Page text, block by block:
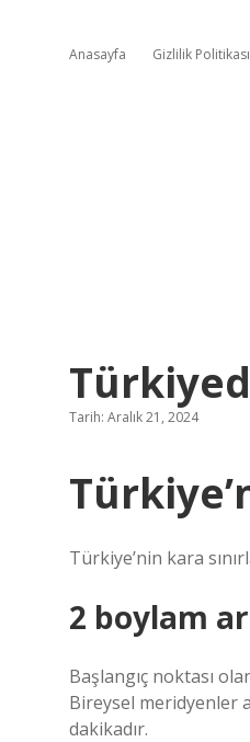
Anasayfa Gizlilik Politikası
Tarih: Aralık 21, 2024
Türkiye’nin kara
2 boylam
Başlangıç ​​noktası
Bireysel meridyenler
dakikadır.